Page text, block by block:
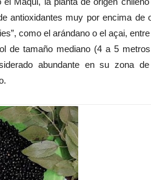
antioxidantes muy por encima de
como el arándano o el açai,
de tamaño mediano (4 a 5
abundante en su zona